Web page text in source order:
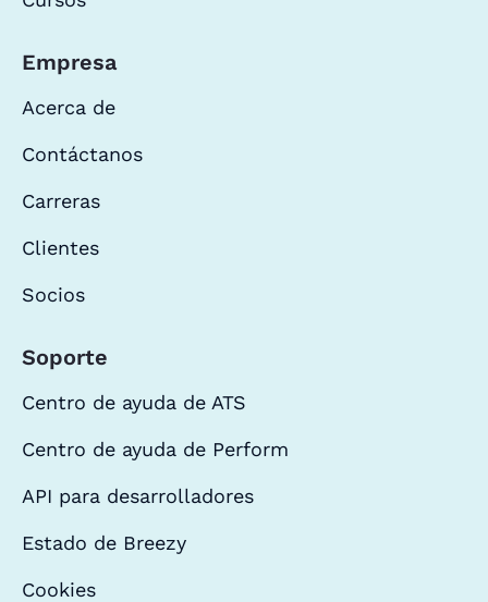
Empresa
Acerca de
Contáctanos
Carreras
Clientes
Socios
Soporte
Centro de ayuda de ATS
Centro de ayuda de Perform
API para desarrolladores
Estado de Breezy
Cookies